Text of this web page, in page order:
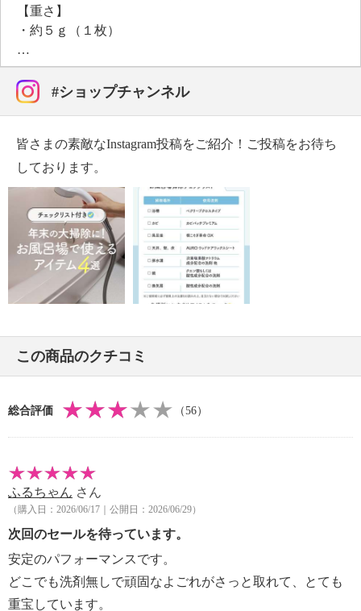
薄手の“クロスタイプ”の製造が可能となりました。丈
夫で長持ちし、摩耗試験でもメーカー従来品の約４倍
の平均値が確認されています（２０１９年９月現在／
■用途いろいろ：
ハサミやカッターなどで簡単に切れるので、カットし
て細かい汚れ落としに使用すると便利です。
頑固な汚れには、お湯を使うとより効果的です。
※汚れの種類や状態によって異なります
※ご使用の前に必ず使用上の注意をお読みのうえ、目
立たない場所でお試しください
【重さ】
・約５ｇ（１枚）
【商品仕様詳細】
＜使用可能素材・場所＞
・蛇口、シンク、陶器類、枠周り、スプーン・フォー
ク、トイレ、ビニールクロス、クッションフロア、化
陶磁製食器等）、お風呂場（タイル等）、洗面台、コ
ーティングされていない鏡等、窓ガラス等の汚れ、水
アカ・湯アカ等の汚れ
【メンテナンス】
※詳細は取扱説明書参照
・塩素系の漂白剤は使用しない。熱湯消毒もしない。
・ねじるようなしぼり方はしない。
・使用後は汚れを軽く水洗いし保管する。
【使用上の注意】
・車やプラスチック製品、家具のコーティングしてあ
る面へ使用する場合は、必ず目立たない部分で確かめ
てから使用する。
・表面に印字されている物には使用しない。
・漆器類、吸水性のある面には適さない。
・電気製品、特にＯＡ機器などに使用する場合は水滴
・必要以上に強い力でこすったり、凹凸面に使用する
とスポンジが裂けることがある。
・ひどい油汚れは水だけでは落ちない場合がある。
・本来の用途以外には使用しない。
・火のそばで使用したり、火のそばに置いたりしな
・本品は消耗品。使用していくうちにカスが出て削れ
#ショップチャンネル
皆さまの素敵なInstagram投稿をご紹介！ご投稿をお待ち
しております。
この商品のクチコミ
総合評価 （56）
ふるちゃん さん
（購入日：2026/06/17｜公開日：2026/06/29）
次回のセールを待っています。
安定のパフォーマンスです。
どこでも洗剤無しで頑固なよごれがさっと取れて、とても
重宝しています。